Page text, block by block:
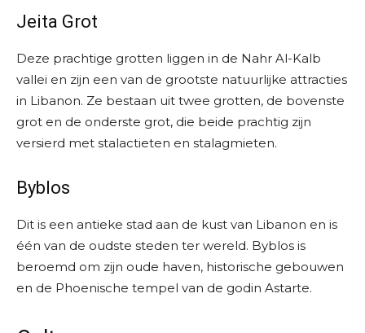
Jeita Grot
Deze prachtige grotten liggen in de Nahr Al-Kalb
vallei en zijn een van de grootste natuurlijke attracties
in Libanon. Ze bestaan uit twee grotten, de bovenste
grot en de onderste grot, die beide prachtig zijn
versierd met stalactieten en stalagmieten.
Byblos
Dit is een antieke stad aan de kust van Libanon en is
één van de oudste steden ter wereld. Byblos is
beroemd om zijn oude haven, historische gebouwen
en de Phoenische tempel van de godin Astarte.